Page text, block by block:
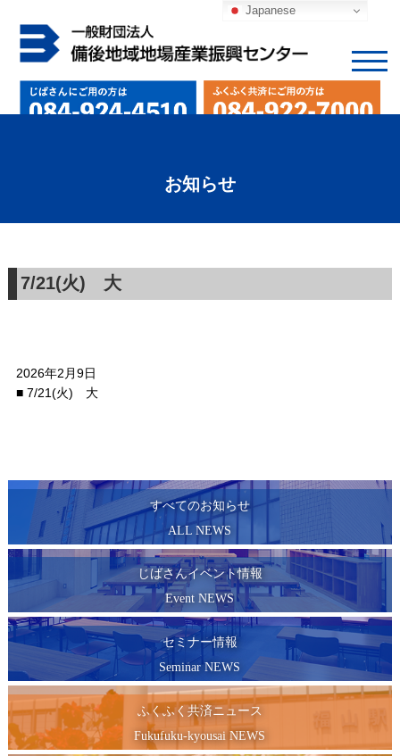
お知らせ
7/21(火) 大
2026年2月9日
■ 7/21(火) 大
すべてのお知らせ
ALL NEWS
じばさんイベント情報
Event NEWS
セミナー情報
Seminar NEWS
ふくふく共済ニュース
Fukufuku-kyousai NEWS
Japanese